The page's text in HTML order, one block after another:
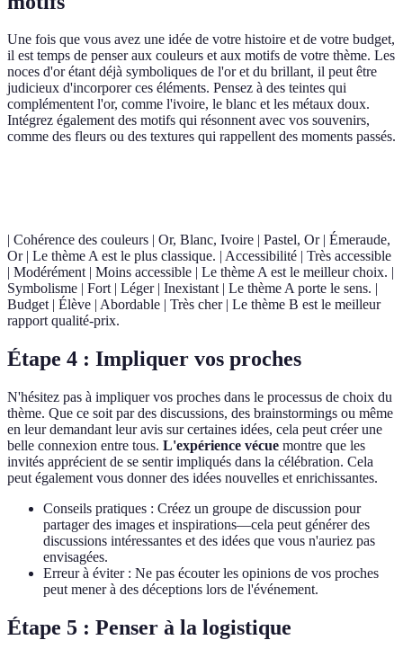
Une fois que vous avez une idée de votre histoire et de votre budget,
il est temps de penser aux couleurs et aux motifs de votre thème. Les
noces d'or étant déjà symboliques de l'or et du brillant, il peut être
judicieux d'incorporer ces éléments. Pensez à des teintes qui
complémentent l'or, comme l'ivoire, le blanc et les métaux doux.
Intégrez également des motifs qui résonnent avec vos souvenirs,
comme des fleurs ou des textures qui rappellent des moments passés.
| Cohérence des couleurs | Or, Blanc, Ivoire | Pastel, Or | Émeraude,
Or | Le thème A est le plus classique. | Accessibilité | Très accessible
| Modérément | Moins accessible | Le thème A est le meilleur choix. |
Symbolisme | Fort | Léger | Inexistant | Le thème A porte le sens. |
Budget | Élève | Abordable | Très cher | Le thème B est le meilleur
rapport qualité-prix.
Étape 4 : Impliquer vos proches
N'hésitez pas à impliquer vos proches dans le processus de choix du
thème. Que ce soit par des discussions, des brainstormings ou même
en leur demandant leur avis sur certaines idées, cela peut créer une
belle connexion entre tous. L'expérience vécue montre que les
invités apprécient de se sentir impliqués dans la célébration. Cela
peut également vous donner des idées nouvelles et enrichissantes.
Conseils pratiques : Créez un groupe de discussion pour
partager des images et inspirations—cela peut générer des
discussions intéressantes et des idées que vous n'auriez pas
envisagées.
Erreur à éviter : Ne pas écouter les opinions de vos proches
peut mener à des déceptions lors de l'événement.
Étape 5 : Penser à la logistique